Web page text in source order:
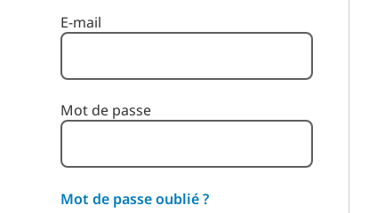
Connexion : utilisateur et mot de passe
E-mail
Mot de passe
Mot de passe oublié ?